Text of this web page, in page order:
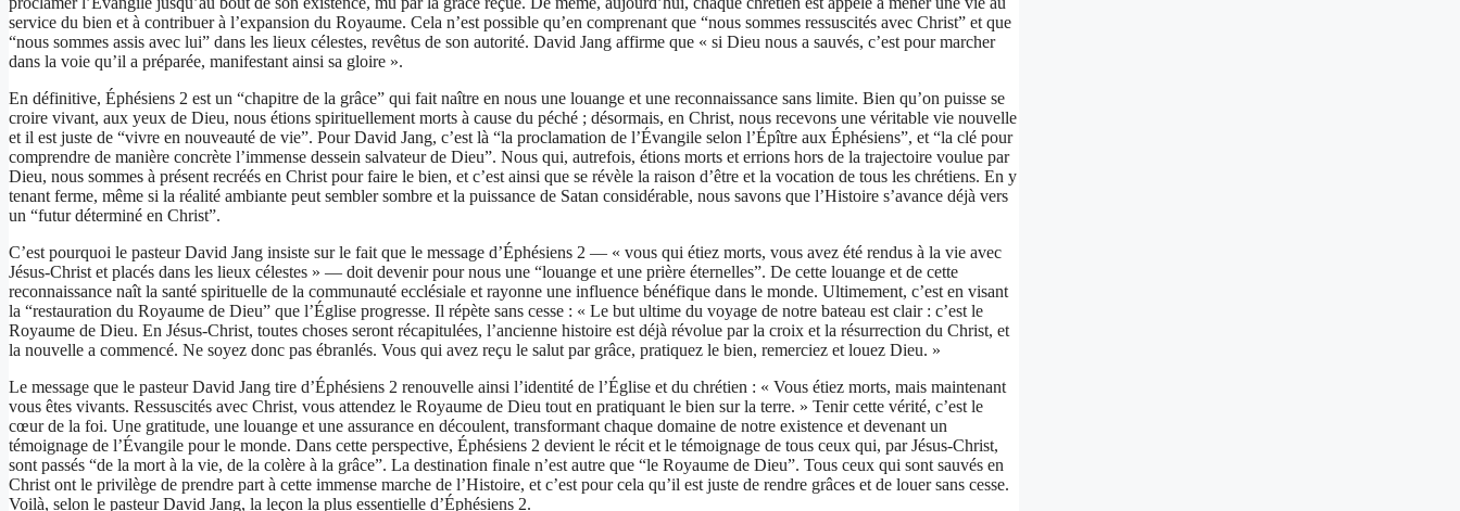
service du bien et à contribuer à l’expansion du Royaume. Cela n’est possible qu’en comprenant que “nous sommes ressuscités avec Christ” et que
“nous sommes assis avec lui” dans les lieux célestes, revêtus de son autorité. David Jang affirme que « si Dieu nous a sauvés, c’est pour marcher
dans la voie qu’il a préparée, manifestant ainsi sa gloire ».
En définitive, Éphésiens 2 est un “chapitre de la grâce” qui fait naître en nous une louange et une reconnaissance sans limite. Bien qu’on puisse se
croire vivant, aux yeux de Dieu, nous étions spirituellement morts à cause du péché ; désormais, en Christ, nous recevons une véritable vie nouvelle
et il est juste de “vivre en nouveauté de vie”. Pour David Jang, c’est là “la proclamation de l’Évangile selon l’Épître aux Éphésiens”, et “la clé pour
comprendre de manière concrète l’immense dessein salvateur de Dieu”. Nous qui, autrefois, étions morts et errions hors de la trajectoire voulue par
Dieu, nous sommes à présent recréés en Christ pour faire le bien, et c’est ainsi que se révèle la raison d’être et la vocation de tous les chrétiens. En y
tenant ferme, même si la réalité ambiante peut sembler sombre et la puissance de Satan considérable, nous savons que l’Histoire s’avance déjà vers
un “futur déterminé en Christ”.
C’est pourquoi le pasteur David Jang insiste sur le fait que le message d’Éphésiens 2 — « vous qui étiez morts, vous avez été rendus à la vie avec
Jésus-Christ et placés dans les lieux célestes » — doit devenir pour nous une “louange et une prière éternelles”. De cette louange et de cette
reconnaissance naît la santé spirituelle de la communauté ecclésiale et rayonne une influence bénéfique dans le monde. Ultimement, c’est en visant
la “restauration du Royaume de Dieu” que l’Église progresse. Il répète sans cesse : « Le but ultime du voyage de notre bateau est clair : c’est le
Royaume de Dieu. En Jésus-Christ, toutes choses seront récapitulées, l’ancienne histoire est déjà révolue par la croix et la résurrection du Christ, et
la nouvelle a commencé. Ne soyez donc pas ébranlés. Vous qui avez reçu le salut par grâce, pratiquez le bien, remerciez et louez Dieu. »
Le message que le pasteur David Jang tire d’Éphésiens 2 renouvelle ainsi l’identité de l’Église et du chrétien : « Vous étiez morts, mais maintenant
vous êtes vivants. Ressuscités avec Christ, vous attendez le Royaume de Dieu tout en pratiquant le bien sur la terre. » Tenir cette vérité, c’est le
cœur de la foi. Une gratitude, une louange et une assurance en découlent, transformant chaque domaine de notre existence et devenant un
témoignage de l’Évangile pour le monde. Dans cette perspective, Éphésiens 2 devient le récit et le témoignage de tous ceux qui, par Jésus-Christ,
sont passés “de la mort à la vie, de la colère à la grâce”. La destination finale n’est autre que “le Royaume de Dieu”. Tous ceux qui sont sauvés en
Christ ont le privilège de prendre part à cette immense marche de l’Histoire, et c’est pour cela qu’il est juste de rendre grâces et de louer sans cesse.
Voilà, selon le pasteur David Jang, la leçon la plus essentielle d’Éphésiens 2.